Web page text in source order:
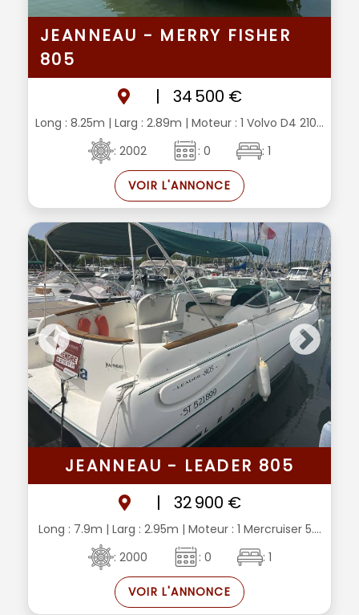
JEANNEAU - MERRY FISHER
805
|
34 500 €
Long : 8.25m | Larg : 2.89m | Moteur : 1 Volvo D4 210...
: 2002
: 0 : 1
VOIR L'ANNONCE
JEANNEAU - LEADER 805
|
32 900 €
Long : 7.9m | Larg : 2.95m | Moteur : 1 Mercruiser 5....
: 2000
: 0 : 1
VOIR L'ANNONCE